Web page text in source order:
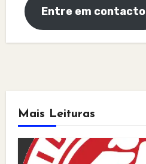
Entre em contacto
Mais Leituras